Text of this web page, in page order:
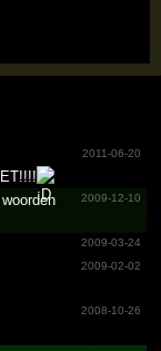
2011-06-20
2009-12-10
2009-03-24
2009-02-02
2008-10-26